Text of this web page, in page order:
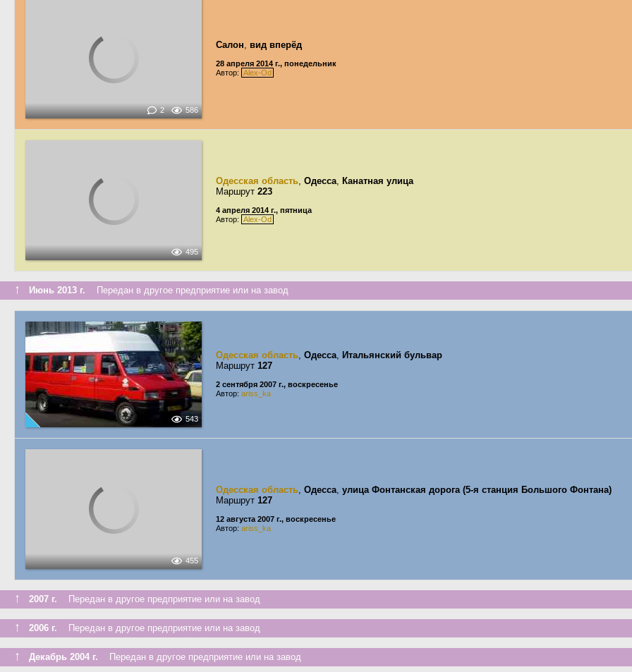
2 586
Салон, вид вперёд
28 апреля 2014 г., понедельник
Автор: Alex-Od
495
Одесская область, Одесса, Канатная улица
Маршрут 223
4 апреля 2014 г., пятница
Автор: Alex-Od
↑ Июнь 2013 г. Передан в другое предприятие или на завод
543
Одесская область, Одесса, Итальянский бульвар
Маршрут 127
2 сентября 2007 г., воскресенье
Автор: ariss_ka
455
Одесская область, Одесса, улица Фонтанская дорога (5-я станция Большого Фонтана)
Маршрут 127
12 августа 2007 г., воскресенье
Автор: ariss_ka
↑ 2007 г. Передан в другое предприятие или на завод
↑ 2006 г. Передан в другое предприятие или на завод
↑ Декабрь 2004 г. Передан в другое предприятие или на завод